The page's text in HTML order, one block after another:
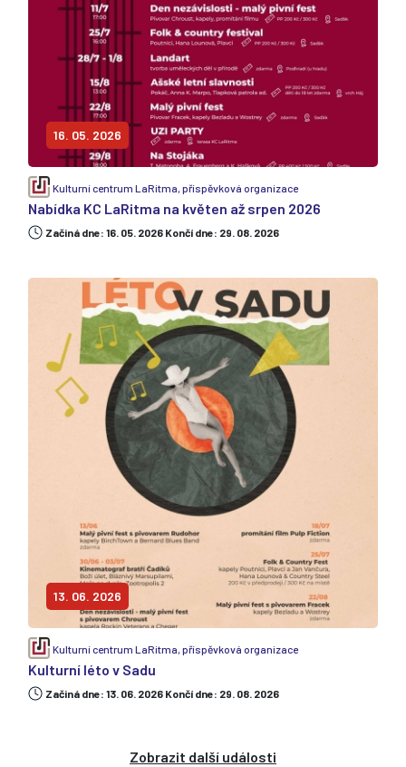
16. 05. 2026
Kulturní centrum LaRitma, příspěvková organizace
Nabídka KC LaRitma na květen až srpen 2026
Začiná dne: 16. 05. 2026 Končí dne: 29. 08. 2026
13. 06. 2026
Kulturní centrum LaRitma, příspěvková organizace
Kulturní léto v Sadu
Začiná dne: 13. 06. 2026 Končí dne: 29. 08. 2026
Zobrazit další události